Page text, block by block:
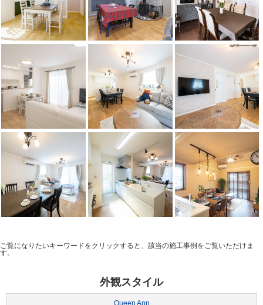
ご覧になりたいキーワードをクリックすると、該当の施工事例をご覧いただけま
す。
外観スタイル
Queen Ann